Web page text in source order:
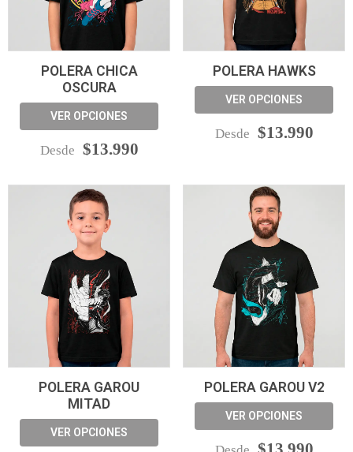
POLERA CHICA
OSCURA
VER OPCIONES
Desde $13.990
POLERA HAWKS
VER OPCIONES
Desde $13.990
POLERA GAROU
MITAD
VER OPCIONES
POLERA GAROU V2
VER OPCIONES
$13.990